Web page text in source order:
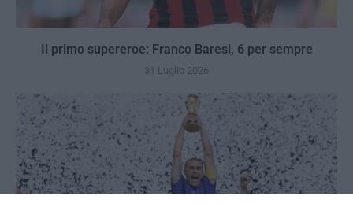
Il primo supereroe: Franco Baresi, 6 per sempre
31 Luglio 2026